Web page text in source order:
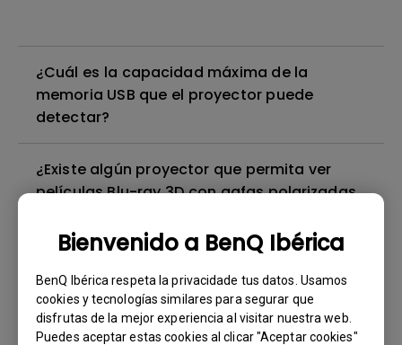
Bienvenido a BenQ Ibérica
BenQ Ibérica respeta la privacidade tus datos. Usamos
cookies y tecnologías similares para segurar que
disfrutas de la mejor experiencia al visitar nuestra web.
Puedes aceptar estas cookies al clicar "Aceptar cookies"
¿Cuál es la capacidad máxima de la
memoria USB que el proyector puede
detectar?
¿Existe algún proyector que permita ver
películas Blu-ray 3D con gafas polarizadas
siempre se queda en blanco cuando
conecto mi dispositivo móvil al proyector
mediante un cable o adaptador e intento